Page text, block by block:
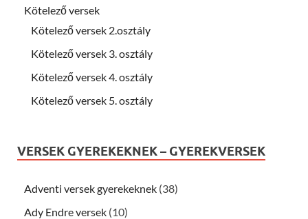
Kötelező versek
Kötelező versek 2.osztály
Kötelező versek 3. osztály
Kötelező versek 4. osztály
Kötelező versek 5. osztály
VERSEK GYEREKEKNEK – GYEREKVERSEK
Adventi versek gyerekeknek (38)
Ady Endre versek (10)